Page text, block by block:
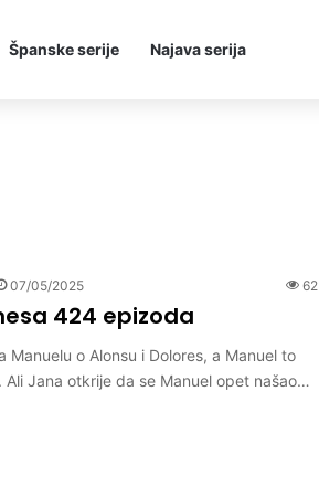
Španske serije Najava serija
07/05/2025 62
424 epizoda
Manuelu o Alonsu i Dolores, a Manuel to
Ali Jana otkrije da se Manuel opet našao…